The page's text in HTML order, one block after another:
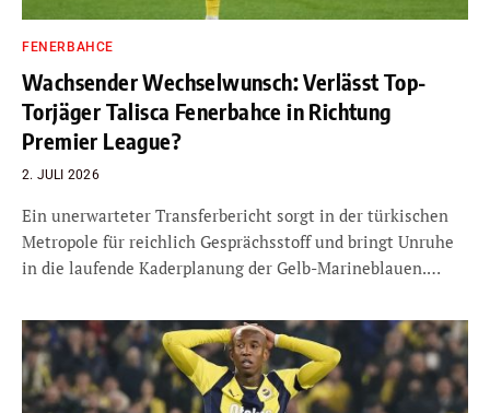
FENERBAHCE
Wachsender Wechselwunsch: Verlässt Top-
Torjäger Talisca Fenerbahce in Richtung
Premier League?
2. JULI 2026
Ein unerwarteter Transferbericht sorgt in der türkischen
Metropole für reichlich Gesprächsstoff und bringt Unruhe
in die laufende Kaderplanung der Gelb-Marineblauen.…